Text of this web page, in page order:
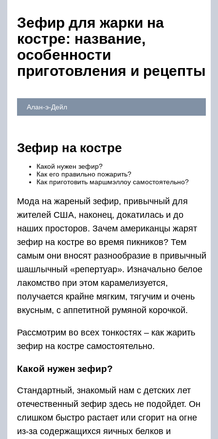
Зефир для жарки на
костре: название,
особенности
приготовления и рецепты
Алан-э-Дейл
Зефир на костре
Какой нужен зефир?
Как его правильно пожарить?
Как приготовить маршмэллоу самостоятельно?
Мода на жареный зефир, привычный для
жителей США, наконец, докатилась и до
наших просторов. Зачем американцы жарят
зефир на костре во время пикников? Тем
самым они вносят разнообразие в привычный
шашлычный «репертуар». Изначально белое
лакомство при этом карамелизуется,
получается крайне мягким, тягучим и очень
вкусным, с аппетитной румяной корочкой.
Рассмотрим во всех тонкостях – как жарить
зефир на костре самостоятельно.
Какой нужен зефир?
Стандартный, знакомый нам с детских лет
отечественный зефир здесь не подойдет. Он
слишком быстро растает или сгорит на огне
из-за содержащихся яичных белков и